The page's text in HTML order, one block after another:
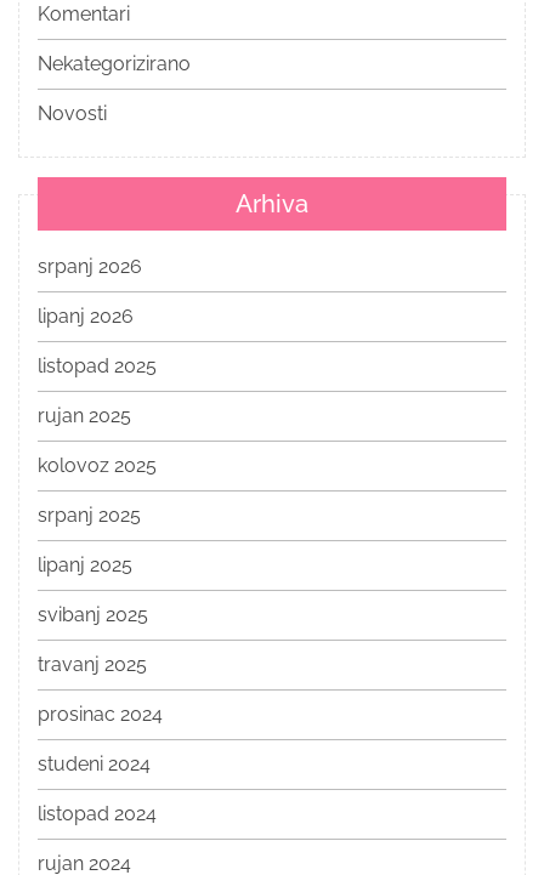
Komentari
Nekategorizirano
Novosti
Arhiva
srpanj 2026
lipanj 2026
listopad 2025
rujan 2025
kolovoz 2025
srpanj 2025
lipanj 2025
svibanj 2025
travanj 2025
prosinac 2024
studeni 2024
listopad 2024
rujan 2024